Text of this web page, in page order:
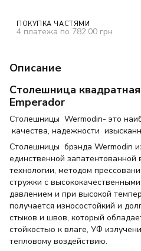
ПОКУПКА ЧАСТЯМИ
4 платежа по 782.00 грн
Описание
Столешница
Emperador
Столешницы Wermodin- это
качества, надежности
Столешницы брэнда Wermodin
единственной
технологии, методом
стружки с
давлением и при высокой
получается износостойкий и
стыков и швов, который
стойкостью к влаге, УФ
тепловому воздействию.